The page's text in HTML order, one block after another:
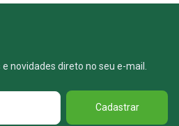
novidades direto no seu e-mail.
Cadastrar